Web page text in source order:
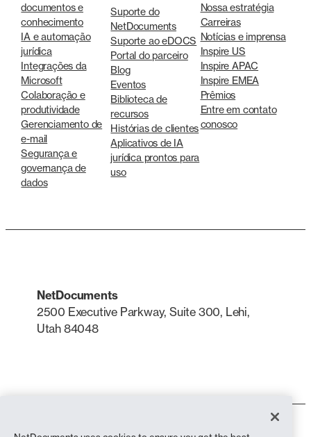
documentos e
conhecimento
IA e automação
jurídica
Integrações da
Microsoft
Colaboração e
produtividade
Gerenciamento de
e-mail
Segurança e
governança de
dados
Suporte do
NetDocuments
Suporte ao eDOCS
Portal do parceiro
Blog
Eventos
Biblioteca de
recursos
Histórias de clientes
Aplicativos de IA
jurídica prontos para
uso
Nossa estratégia
Carreiras
Notícias e imprensa
Inspire US
Inspire APAC
Inspire EMEA
Prêmios
Entre em contato
conosco
NetDocuments
2500 Executive Parkway, Suite 300, Lehi,
Utah 84048